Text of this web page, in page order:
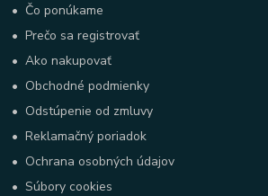
• Čo ponúkame
•Prečo sa registrovať
•Ako nakupovať
• Obchodné podmienky
• Odstúpenie od zmluvy
•Reklamačný poriadok
• Ochrana osobných údajov
•Súbory cookies